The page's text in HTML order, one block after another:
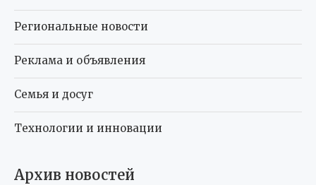
Региональные новости
Реклама и объявления
Семья и досуг
Технологии и инновации
Архив новостей